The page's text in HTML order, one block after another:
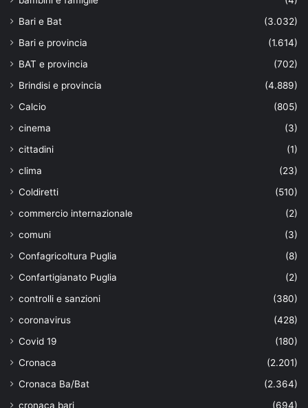
Bari e Bat
(3.032)
Bari e provincia
(1.614)
BAT e provincia
(702)
Brindisi e provincia
(4.889)
Calcio
(805)
cinema
(3)
cittadini
(1)
clima
(23)
Coldiretti
(510)
commercio internazionale
(2)
comuni
(3)
Confagricoltura Puglia
(8)
Confartigianato Puglia
(2)
controlli e sanzioni
(380)
coronavirus
(428)
Covid 19
(180)
Cronaca
(2.201)
Cronaca Ba/Bat
(2.364)
cronaca bari
(694)